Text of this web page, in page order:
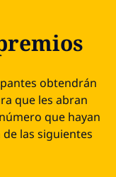
obtendrán
que les abran
que hayan
las siguientes